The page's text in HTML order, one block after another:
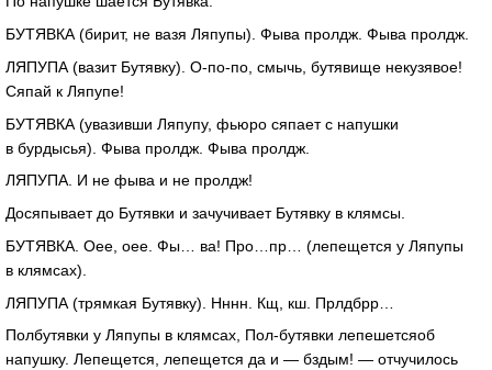
БУТЯВКА (бирит, не вазя Ляпупы). Фыва пролдж. Фыва пролдж.
ЛЯПУПА (вазит Бутявку). О-по-по , смычь, бутявище некузявое!
Сяпай к Ляпупе!
БУТЯВКА (увазивши Ляпупу, фьюро сяпает с напушки
в бурдысья). Фыва пролдж. Фыва пролдж.
ЛЯПУПА. И не фыва и не пролдж!
Досяпывает до Бутявки и зачучивает Бутявку в клямсы.
БУТЯВКА. Оее, оее. Фы… ва! Про…пр… (лепещется у Ляпупы
в клямсах).
ЛЯПУПА (трямкая Бутявку). Нннн. Кщ, кш. Прлдбрр…
Полбутявки у Ляпупы в клямсах, Пол-бутявки лепешетсяоб
напушку. Лепещется, лепещется да и — бздым! — отчучилось